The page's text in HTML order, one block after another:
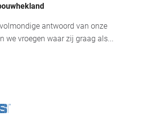
antwoord van onze
we vroegen waar zij graag als...